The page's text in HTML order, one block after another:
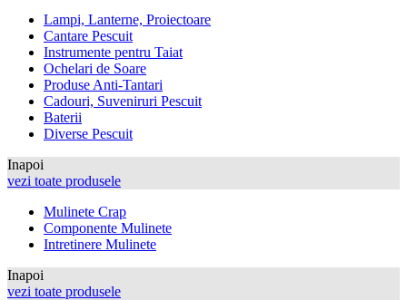
Lampi, Lanterne, Proiectoare
Cantare Pescuit
Instrumente pentru Taiat
Ochelari de Soare
Produse Anti-Tantari
Cadouri, Suveniruri Pescuit
Baterii
Diverse Pescuit
Inapoi
vezi toate produsele
Mulinete Crap
Componente Mulinete
Intretinere Mulinete
Inapoi
vezi toate produsele